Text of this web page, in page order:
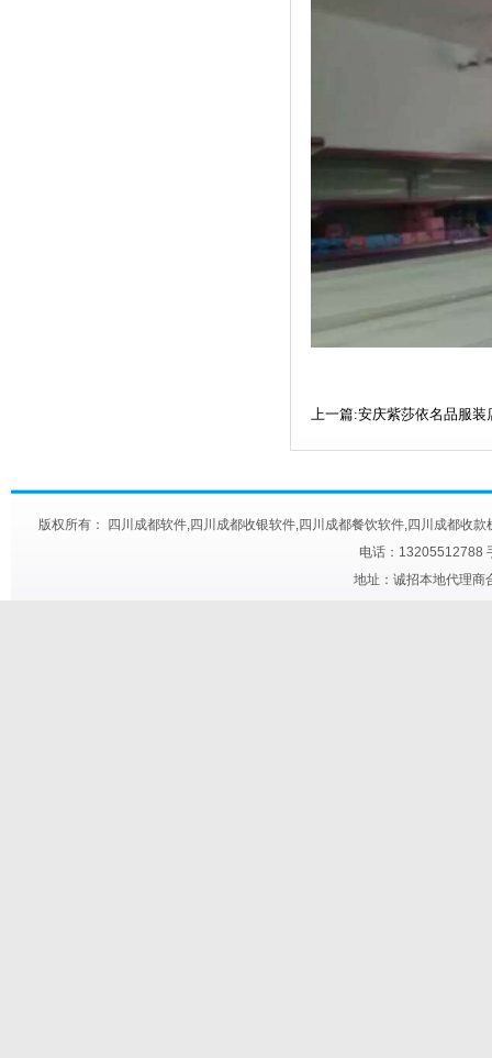
上一篇:安庆紫莎依名品服装
版权所有： 四川成都软件,四川成都收银软件,四川成都餐饮软件,四川成都收
电话：13205512788
地址：诚招本地代理商